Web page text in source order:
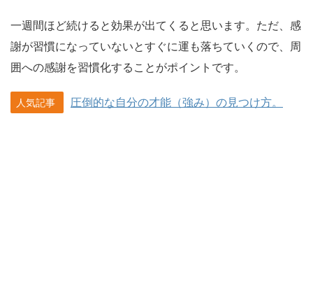
一週間ほど続けると効果が出てくると思います。ただ、感
謝が習慣になっていないとすぐに運も落ちていくので、周
囲への感謝を習慣化することがポイントです。
人気記事 圧倒的な自分の才能（強み）の見つけ方。